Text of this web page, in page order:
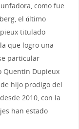
como fue
el último
titulado
que logro una
particular
Quentin Dupieux
hijo prodigo del
2010, con la
han estado